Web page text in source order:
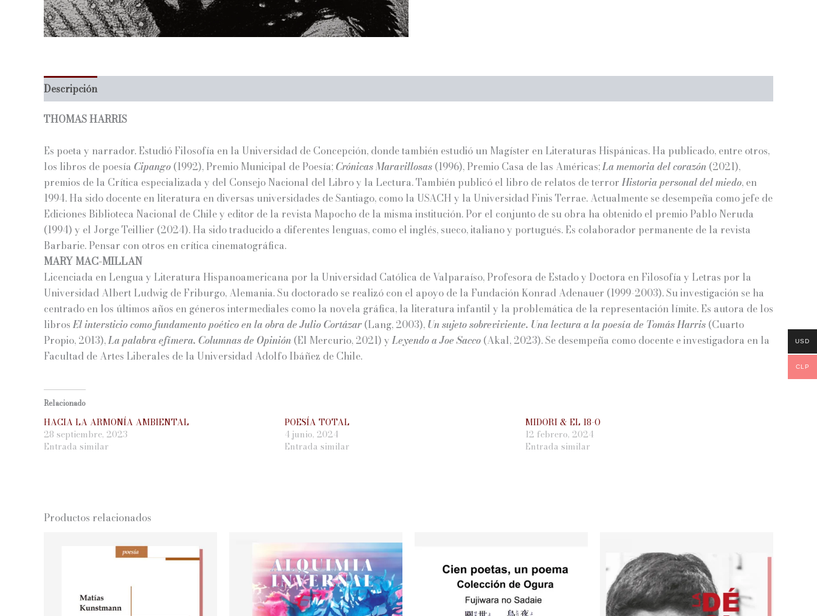
Descripción
THOMAS HARRIS
Es poeta y narrador. Estudió Filosofía en la Universidad de Concepción, donde también estudió un Magíster en Literaturas Hispánicas. Ha publicado, entre otros,
los libros de poesía Cipango (1992), Premio Municipal de Poesía; Crónicas Maravillosas (1996), Premio Casa de las Américas;La memoria del corazón (2021),
premios de la Crítica especializada y del Consejo Nacional del Libro y la Lectura. También publicó el libro de relatos de terrorHistoria personal del miedo, en
1994. Ha sido docente en literatura en diversas universidades de Santiago, como la USACH y la Universidad Finis Terrae. Actualmente se desempeña como jefe de
Ediciones Biblioteca Nacional de Chile y editor de la revista Mapocho de la misma institución. Por el conjunto de su obra ha obtenido el premio Pablo Neruda
(1994) y el Jorge Teillier (2024). Ha sido traducido a diferentes lenguas, como el inglés, sueco, italiano y portugués. Es colaborador permanente de la revista
Barbarie. Pensar con otros en crítica cinematográfica.
MARY MAC-MILLAN
Licenciada en Lengua y Literatura Hispanoamericana por la Universidad Católica de Valparaíso, Profesora de Estado y Doctora en Filosofía y Letras por la
Universidad Albert Ludwig de Friburgo, Alemania. Su doctorado se realizó con el apoyo de la Fundación Konrad Adenauer (1999-2003). Su investigación se ha
centrado en los últimos años en géneros intermediales como la novela gráfica, la literatura infantil y la problemática de la representación límite. Es autora de los
librosEl intersticio como fundamento poético en la obra de Julio Cortázar (Lang, 2003), Un sujeto sobreviviente. Una lectura a la poesía de Tomás Harris (Cuarto
Propio, 2013),La palabra efímera. Columnas de Opinión (El Mercurio, 2021) yLeyendo a Joe Sacco (Akal, 2023). Se desempeña como docente e investigadora en la
Facultad de Artes Liberales de la Universidad Adolfo Ibáñez de Chile.
Relacionado
HACIA LA ARMONÍA AMBIENTAL
28 septiembre, 2023
Entrada similar
POESÍA TOTAL
4 junio, 2024
Entrada similar
MIDORI & EL 18-O
12 febrero, 2024
Entrada similar
Productos relacionados
USD
CLP